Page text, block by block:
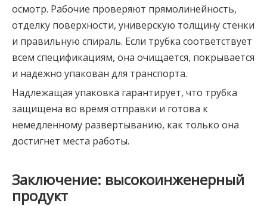
осмотр. Рабочие проверяют прямолинейность,
отделку поверхности, универскую толщину стенки
и правильную спираль. Если трубка соответствует
всем спецификациям, она очищается, покрывается
и надежно упакован для транспорта.
Надлежащая упаковка гарантирует, что трубка
защищена во время отправки и готова к
немедленному развертыванию, как только она
достигнет места работы.
Заключение: высокоинженерный
продукт